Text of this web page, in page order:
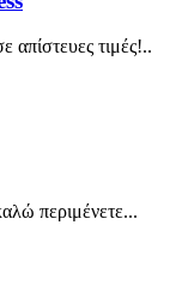
απίστευες τιμές!..
περιμένετε...